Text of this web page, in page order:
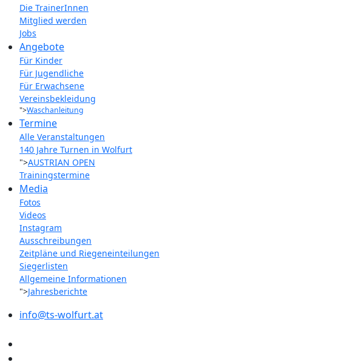
Die TrainerInnen
Mitglied werden
Jobs
Angebote
Für Kinder
Für Jugendliche
Für Erwachsene
Vereinsbekleidung
">Waschanleitung
Termine
Alle Veranstaltungen
140 Jahre Turnen in Wolfurt
">AUSTRIAN OPEN
Trainingstermine
Media
Fotos
Videos
Instagram
Ausschreibungen
Zeitpläne und Riegeneinteilungen
Siegerlisten
Allgemeine Informationen
">Jahresberichte
info@ts-wolfurt.at